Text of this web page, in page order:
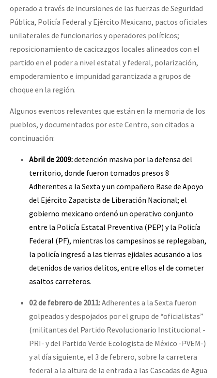
operado a través de incursiones de las fuerzas de Seguridad
Pública, Policía Federal y Ejército Mexicano, pactos oficiales
unilaterales de funcionarios y operadores políticos;
reposicionamiento de cacicazgos locales alineados con el
partido en el poder a nivel estatal y federal, polarización,
empoderamiento e impunidad garantizada a grupos de
choque en la región.
Algunos eventos relevantes que están en la memoria de los
pueblos, y documentados por este Centro, son citados a
continuación:
Abril de 2009:detención masiva por la defensa del
territorio, donde fueron tomados presos 8
Adherentes a la Sexta y un compañero Base de Apoyo
del Ejército Zapatista de Liberación Nacional; el
gobierno mexicano ordenó un operativo conjunto
entre la Policía Estatal Preventiva (PEP) y la Policía
Federal (PF), mientras los campesinos se replegaban,
la policía ingresó a las tierras ejidales acusando a los
detenidos de varios delitos, entre ellos el de cometer
asaltos carreteros.
02 de febrero de 2011:Adherentes a la Sexta fueron
golpeados y despojados por el grupo de “oficialistas”
(militantes del Partido Revolucionario Institucional -
PRI- y del Partido Verde Ecologista de México -PVEM-)
y al día siguiente, el 3 de febrero, sobre la carretera
federal a la altura de la entrada a las Cascadas de Agua